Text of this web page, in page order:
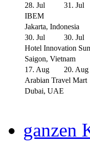
28. Jul
31. Jul
IBEM
Jakarta, Indonesia
30. Jul
30. Jul
Hotel Innovation
Saigon, Vietnam
17. Aug
20. Aug
Arabian Travel Mart
Dubai, UAE
ganzen